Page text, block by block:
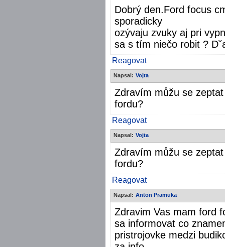
Dobrý den.Ford focus
sporadicky
ozývaju zvuky aj pri
sa s tím niečo robit ?
Reagovat
Napsal: Vojta
Zdravím můžu se
fordu?
Reagovat
Napsal: Vojta
Zdravím můžu se
fordu?
Reagovat
Napsal: Anton Pramuka
Zdravim Vas mam ford
sa informovat co
pristrojovke medzi